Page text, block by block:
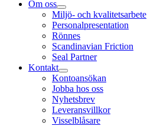
Om oss
Miljö- och kvalitetsarbete
Personalpresentation
Rönnes
Scandinavian Friction
Seal Partner
Kontakt
Kontoansökan
Jobba hos oss
Nyhetsbrev
Leveransvillkor
Visselblåsare